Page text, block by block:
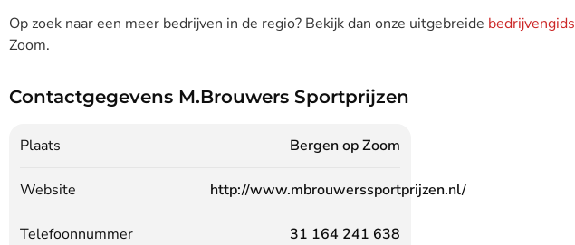
Op zoek naar een meer bedrijven in de regio? Bekijk dan onze uitgebreide bedrijvengids
Zoom.
Contactgegevens M.Brouwers Sportprijzen
Plaats Bergen op Zoom
Website http://www.mbrouwerssportprijzen.nl/
Telefoonnummer 31 164 241 638